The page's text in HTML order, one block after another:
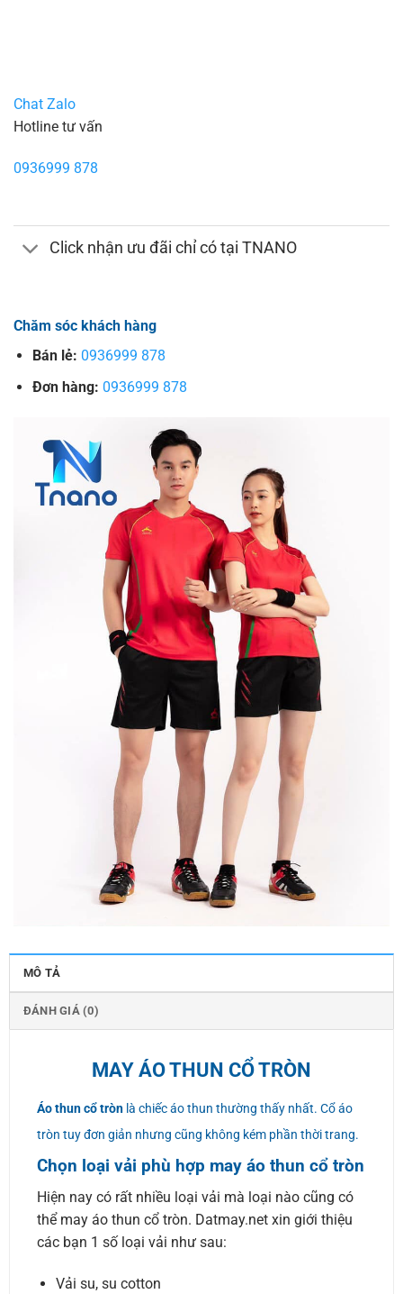
Chat Zalo
Hotline tư vấn
0936999 878
Click nhận ưu đãi chỉ có tại TNANO
Chăm sóc khách hàng
Bán lẻ: 0936999 878
Đơn hàng: 0936999 878
MÔ TẢ
ĐÁNH GIÁ (0)
MAY ÁO THUN CỔ TRÒN
Áo thun cổ trònlà chiếc áo thun thường thấy nhất. Cổ áo
tròn tuy đơn giản nhưng cũng không kém phần thời trang.
Chọn loại vải phù hợp may áo thun cổ tròn
Hiện nay có rất nhiều loại vải mà loại nào cũng có
thể may áo thun cổ tròn. Datmay.net xin giới thiệu
các bạn 1 số loại vải như sau:
Vải su, su cotton